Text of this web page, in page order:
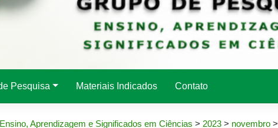
Pesquisa Materiais Indicados Contato
Ensino, Aprendizagem e Significados em Ciências > 2023 > novembro >